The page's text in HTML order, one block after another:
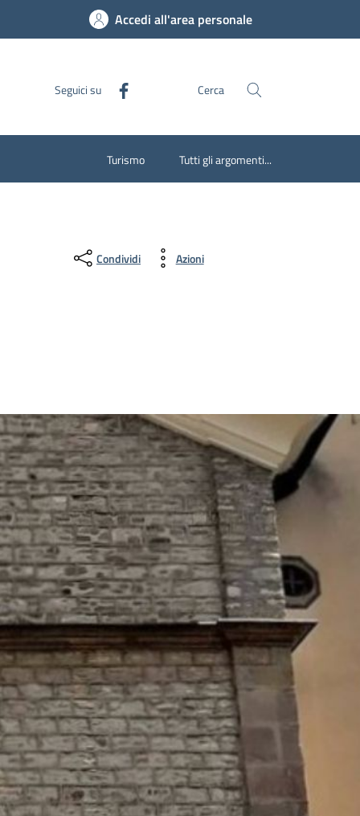
Accedi all'area personale
Seguici su Cerca
Turismo Tutti gli argomenti...
Condividi Azioni